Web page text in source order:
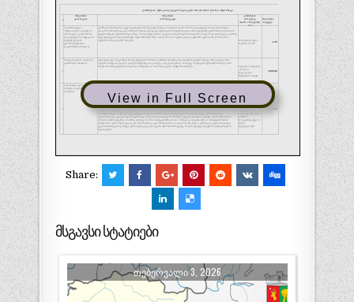
View in Full Screen
Share:
მსგავსი სტატიები
ᲗᲔᲑᲔᲠᲕᲐᲚᲘ 3, 2026